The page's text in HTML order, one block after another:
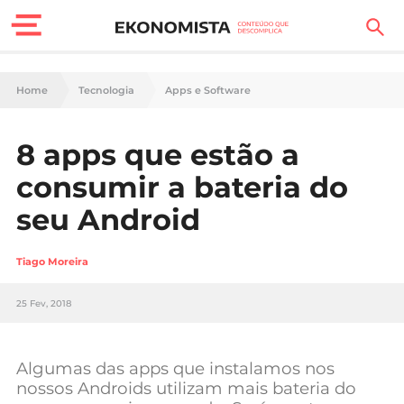
Finanças Pessoais
Carreira
Casa
Lifestyle
Sociedade
Negócios
Home Tecnologia Apps e Software
8 apps que estão a
consumir a bateria do
seu Android
Tiago Moreira
25 Fev, 2018
Algumas das apps que instalamos nos
nossos Androids utilizam mais bateria do